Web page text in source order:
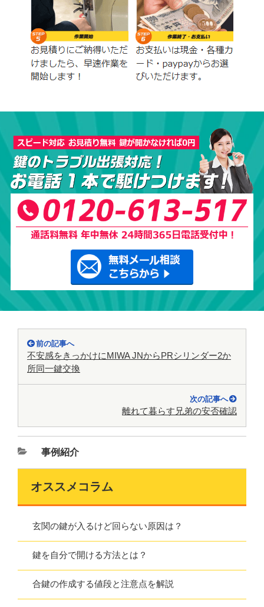
前の記事へ
不安感をきっかけにMIWA JNからPRシリンダー2か
所同一鍵交換
次の記事へ
離れて暮らす兄弟の安否確認
事例紹介
オススメコラム
玄関の鍵が入るけど回らない原因は？
鍵を自分で開ける方法とは？
合鍵の作成する値段と注意点を解説